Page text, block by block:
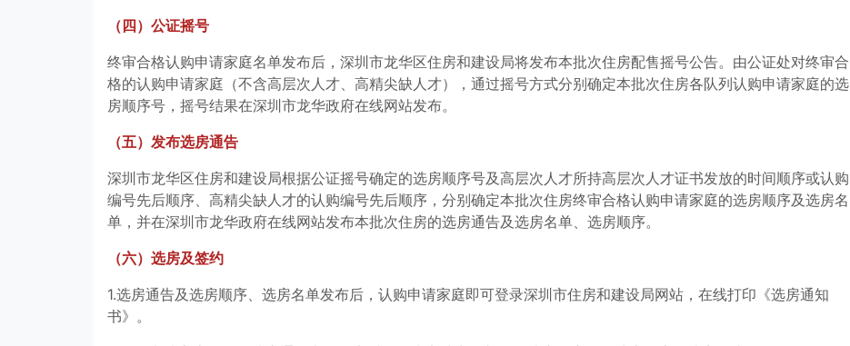
（四）公证摇号
终审合格认购申请家庭名单发布后，深圳市龙华区住房和建设局将发布本批次住房配售摇号公告。由公证处对终审合
格的认购申请家庭（不含高层次人才、高精尖缺人才），通过摇号方式分别确定本批次住房各队列认购申请家庭的选
房顺序号，摇号结果在深圳市龙华政府在线网站发布。
（五）发布选房通告
深圳市龙华区住房和建设局根据公证摇号确定的选房顺序号及高层次人才所持高层次人才证书发放的时间顺序或认购
编号先后顺序、高精尖缺人才的认购编号先后顺序，分别确定本批次住房终审合格认购申请家庭的选房顺序及选房名
单，并在深圳市龙华政府在线网站发布本批次住房的选房通告及选房名单、选房顺序。
（六）选房及签约
1.选房通告及选房顺序、选房名单发布后，认购申请家庭即可登录深圳市住房和建设局网站，在线打印《选房通知
书》。